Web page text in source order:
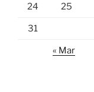
24 25
31
« Mar